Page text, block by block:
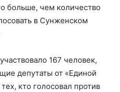
больше, чем количество
в Сунженском
167 человек,
депутаты от «Единой
кто голосовал против